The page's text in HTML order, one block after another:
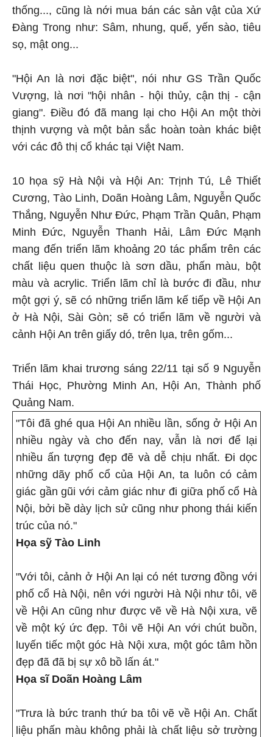
thống..., cũng là nới mua bán các sản vật của Xứ
Đàng Trong như: Sâm, nhung, quế, yến sào, tiêu
sọ, mật ong...
"Hội An là nơi đặc biệt", nói như GS Trần Quốc
Vượng, là nơi "hội nhân - hội thủy, cận thị - cận
giang". Điều đó đã mang lại cho Hội An một thời
thịnh vượng và một bản sắc hoàn toàn khác biệt
với các đô thị cổ khác tại Việt Nam.
10 họa sỹ Hà Nội và Hội An: Trịnh Tú, Lê Thiết
Cương, Tào Linh, Doãn Hoàng Lâm, Nguyễn Quốc
Thắng, Nguyễn Như Đức, Phạm Trần Quân, Phạm
Minh Đức, Nguyễn Thanh Hải, Lâm Đức Mạnh
mang đến triển lãm khoảng 20 tác phẩm trên các
chất liệu quen thuộc là sơn dầu, phấn màu, bột
màu và acrylic. Triển lãm chỉ là bước đi đầu, như
một gợi ý, sẽ có những triển lãm kế tiếp về Hội An
ở Hà Nội, Sài Gòn; sẽ có triển lãm về người và
cảnh Hội An trên giấy dó, trên lụa, trên gốm...
Triển lãm khai trương sáng 22/11 tại số 9 Nguyễn
Thái Học, Phường Minh An, Hội An, Thành phố
Quảng Nam.
"Tôi đã ghé qua Hội An nhiều lần, sống ở Hội An
nhiều ngày và cho đến nay, vẫn là nơi để lại
nhiều ấn tượng đẹp đẽ và dễ chịu nhất. Đi dọc
những dãy phố cổ của Hội An, ta luôn có cảm
giác gần gũi với cảm giác như đi giữa phố cổ Hà
Nội, bởi bề dày lịch sử cũng như phong thái kiến
trúc của nó."
Họa sỹ Tào Linh
"Với tôi, cảnh ở Hội An lại có nét tương đồng với
phố cổ Hà Nội, nên với người Hà Nội như tôi, vẽ
về Hội An cũng như được vẽ về Hà Nội xưa, vẽ
về một ký ức đẹp. Tôi vẽ Hội An với chút buồn,
luyến tiếc một góc Hà Nội xưa, một góc tâm hồn
đẹp đã đã bị sự xô bồ lấn át."
Họa sĩ Doãn Hoàng Lâm
"Trưa là bức tranh thứ ba tôi vẽ về Hội An. Chất
liệu phấn màu không phải là chất liệu sở trường